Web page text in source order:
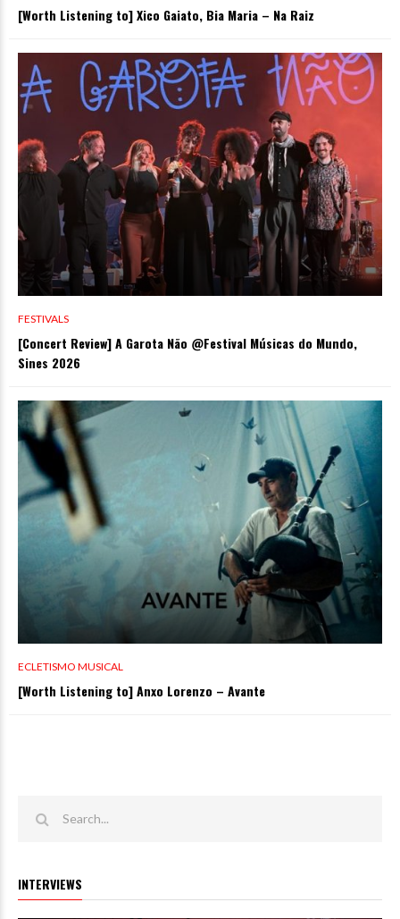
[Worth Listening to] Xico Gaiato, Bia Maria – Na Raiz
FESTIVALS
[Concert Review] A Garota Não @Festival Músicas do Mundo,
Sines 2026
ECLETISMO MUSICAL
[Worth Listening to] Anxo Lorenzo – Avante
INTERVIEWS